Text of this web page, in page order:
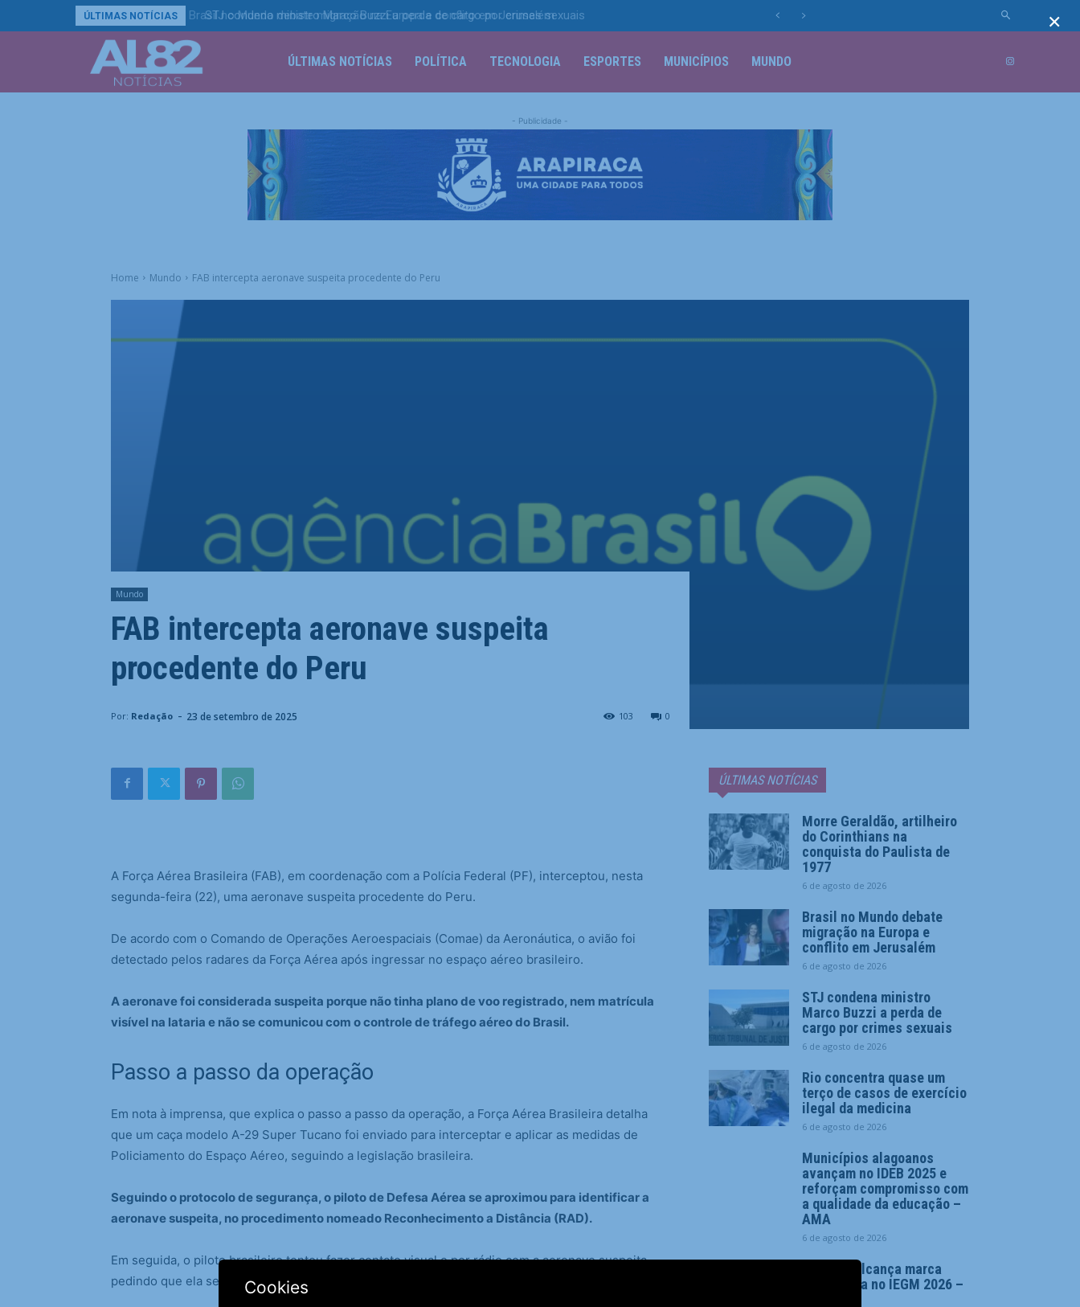
ÚLTIMAS NOTÍCIAS STJ condena ministro Marco Buzzi a perda de cargo por crimes sexuais
ÚLTIMAS NOTÍCIAS POLÍTICA TECNOLOGIA ESPORTES MUNICÍPIOS MUNDO
- Publicidade -
Home Mundo FAB intercepta aeronave suspeita procedente do Peru
Mundo
FAB intercepta aeronave suspeita
procedente do Peru
Por: Redação - 23 de setembro de 2025 0
103
A Força Aérea Brasileira (FAB), em coordenação com a Polícia Federal (PF), interceptou, nesta
segunda-feira (22), uma aeronave suspeita procedente do Peru.
De acordo com o Comando de Operações Aeroespaciais (Comae) da Aeronáutica, o avião foi
detectado pelos radares da Força Aérea após ingressar no espaço aéreo brasileiro.
A aeronave foi considerada suspeita porque não tinha plano de voo registrado, nem matrícula
visível na lataria e não se comunicou com o controle de tráfego aéreo do Brasil.
Passo a passo da operação
Em nota à imprensa, que explica o passo a passo da operação, a Força Aérea Brasileira detalha
que um caça modelo A-29 Super Tucano foi enviado para interceptar e aplicar as medidas de
Policiamento do Espaço Aéreo, seguindo a legislação brasileira.
Seguindo o protocolo de segurança, o piloto de Defesa Aérea se aproximou para identificar a
aeronave suspeita, no procedimento nomeado Reconhecimento a Distância (RAD).
Em seguida, o piloto brasileiro tentou fazer contato visual e por rádio com a aeronave suspeita,
pedindo que ela se identificasse.
ÚLTIMAS NOTÍCIAS
Morre Geraldão, artilheiro
do Corinthians na
conquista do Paulista de
1977
6 de agosto de 2026
Brasil no Mundo debate
migração na Europa e
conflito em Jerusalém
6 de agosto de 2026
STJ condena ministro
Marco Buzzi a perda de
cargo por crimes sexuais
6 de agosto de 2026
Rio concentra quase um
terço de casos de exercício
ilegal da medicina
6 de agosto de 2026
Municípios alagoanos
avançam no IDEB 2025 e
reforçam compromisso com
a qualidade da educação –
AMA
6 de agosto de 2026
Alagoas alcança marca
expressiva no IEGM 2026 –
×
Cookies